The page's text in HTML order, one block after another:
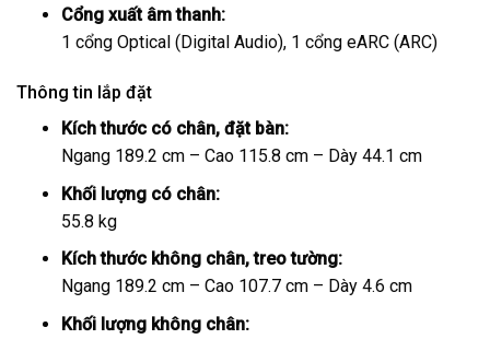
Cổng xuất âm thanh:
1 cổng Optical (Digital Audio), 1 cổng eARC (ARC)
Thông tin lắp đặt
Kích thước có chân, đặt bàn:
Ngang 189.2 cm – Cao 115.8 cm – Dày 44.1 cm
Khối lượng có chân:
55.8 kg
Kích thước không chân, treo tường:
Ngang 189.2 cm – Cao 107.7 cm – Dày 4.6 cm
Khối lượng không chân: